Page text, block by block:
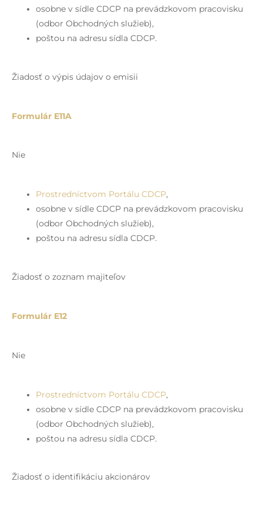
osobne v sídle CDCP na prevádzkovom pracovisku
(odbor Obchodných služieb),
poštou na adresu sídla CDCP.
Žiadosť o výpis údajov o emisii
Formulár E11A
Nie
Prostredníctvom Portálu CDCP,
osobne v sídle CDCP na prevádzkovom pracovisku
(odbor Obchodných služieb),
poštou na adresu sídla CDCP.
Žiadosť o zoznam majiteľov
Formulár E12
Nie
Prostredníctvom Portálu CDCP,
osobne v sídle CDCP na prevádzkovom pracovisku
(odbor Obchodných služieb),
poštou na adresu sídla CDCP.
Žiadosť o identifikáciu akcionárov